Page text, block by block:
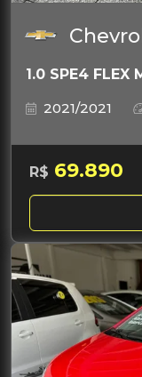
1.0 SPE4 FLEX
2021/2021
R$ 69.890